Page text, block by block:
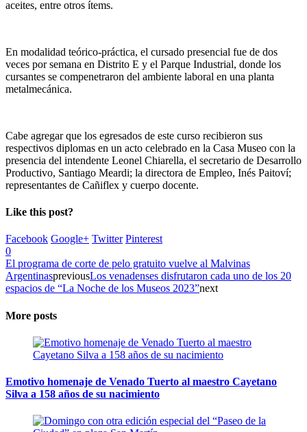
aceites, entre otros ítems.
En modalidad teórico-práctica, el cursado presencial fue de dos
veces por semana en Distrito E y el Parque Industrial, donde los
cursantes se compenetraron del ambiente laboral en una planta
metalmecánica.
Cabe agregar que los egresados de este curso recibieron sus
respectivos diplomas en un acto celebrado en la Casa Museo con la
presencia del intendente Leonel Chiarella, el secretario de Desarrollo
Productivo, Santiago Meardi; la directora de Empleo, Inés Paitoví;
representantes de Cañiflex y cuerpo docente.
Like this post?
Facebook Google+ Twitter Pinterest
0
El programa de corte de pelo gratuito vuelve al Malvinas
ArgentinaspreviousLos venadenses disfrutaron cada uno de los 20
espacios de “La Noche de los Museos 2023”next
More posts
Emotivo homenaje de Venado Tuerto al maestro Cayetano
Silva a 158 años de su nacimiento